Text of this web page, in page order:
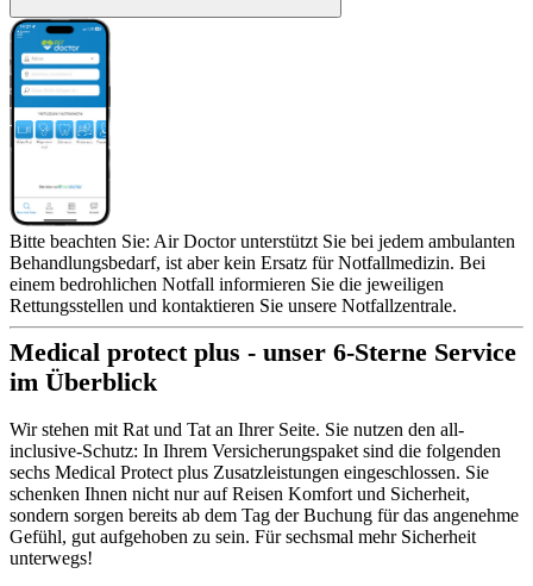
Bitte beachten Sie: Air Doctor unterstützt Sie bei jedem ambulanten
Behandlungsbedarf, ist aber kein Ersatz für Notfallmedizin. Bei
einem bedrohlichen Notfall informieren Sie die jeweiligen
Rettungsstellen und kontaktieren Sie unsere Notfallzentrale.
Medical protect plus - unser 6-Sterne Service
im Überblick
Wir stehen mit Rat und Tat an Ihrer Seite. Sie nutzen den all-
inclusive-Schutz: In Ihrem Versicherungspaket sind die folgenden
sechs Medical Protect plus Zusatzleistungen eingeschlossen. Sie
schenken Ihnen nicht nur auf Reisen Komfort und Sicherheit,
sondern sorgen bereits ab dem Tag der Buchung für das angenehme
Gefühl, gut aufgehoben zu sein. Für sechsmal mehr Sicherheit
unterwegs!